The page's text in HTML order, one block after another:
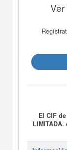
El CIF
LIMITADA.
día